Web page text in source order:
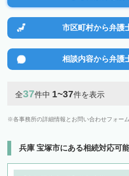
市区町村から弁護
相談内容から弁護
全37件中 1~37件を表示
各事務所の詳細情報とお問い合わせフォー
兵庫 宝塚市にある相続対応可